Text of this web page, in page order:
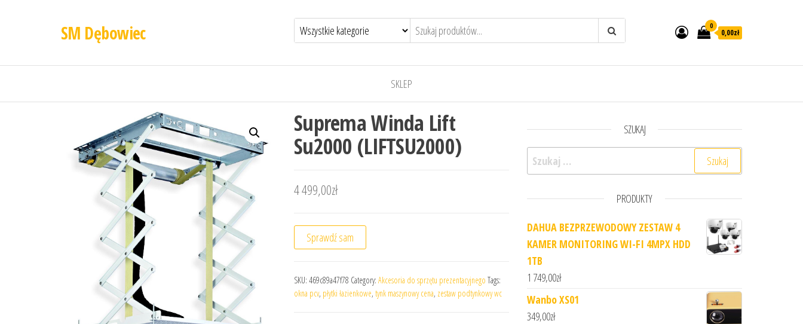
SM Dębowiec 0
0,00zł
SKLEP
Suprema Winda Lift
Su2000 (LIFTSU2000)
4 499,00zł
Sprawdź sam
SKU: 469c89a47f78 Category: Akcesoria do sprzętu prezentacyjnego Tags:
okna pcv, płytki łazienkowe, tynk maszynowy cena, zestaw podtynkowy wc
SZUKAJ
Szukaj:
PRODUKTY
DAHUA BEZPRZEWODOWY ZESTAW 4
KAMER MONITORING WI-FI 4MPX HDD
1TB
1 749,00zł
Wanbo XS01
349,00zł